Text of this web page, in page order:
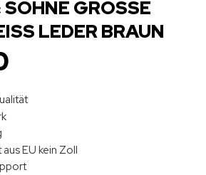
GROSSE
LEDER BRAUN
EU kein Zoll